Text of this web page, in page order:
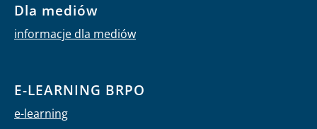
Dla mediów
informacje dla mediów
E-LEARNING BRPO
e-learning